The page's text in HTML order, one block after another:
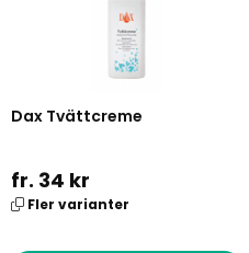
Dax Tvättcreme
fr. 34 kr
Fler varianter